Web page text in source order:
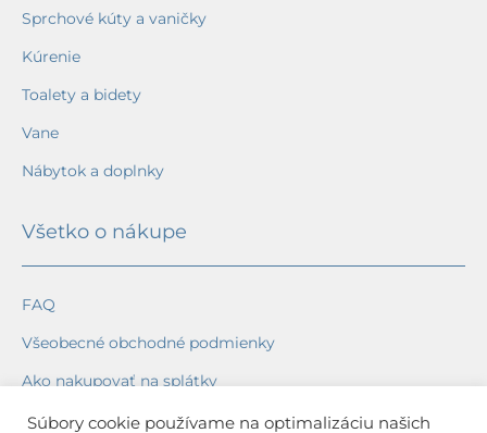
Sprchové kúty a vaničky
Kúrenie
Toalety a bidety
Vane
Nábytok a doplnky
Všetko o nákupe
FAQ
Všeobecné obchodné podmienky
Ako nakupovať na splátky
Ochrana osobných údajov
Súbory cookie používame na optimalizáciu našich